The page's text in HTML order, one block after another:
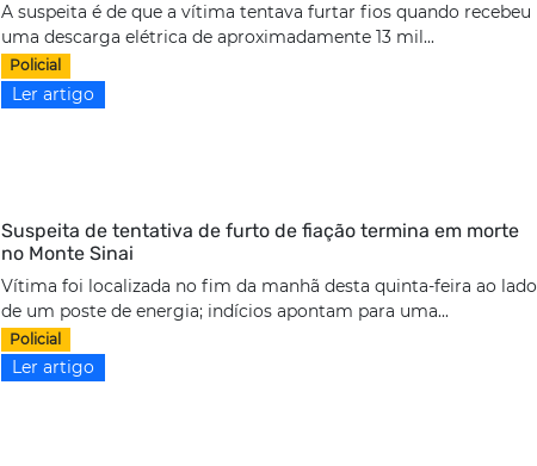
A suspeita é de que a vítima tentava furtar fios quando recebeu
uma descarga elétrica de aproximadamente 13 mil...
Policial
Ler artigo
Suspeita de tentativa de furto de fiação termina em morte
no Monte Sinai
Vítima foi localizada no fim da manhã desta quinta-feira ao lado
de um poste de energia; indícios apontam para uma...
Policial
Ler artigo